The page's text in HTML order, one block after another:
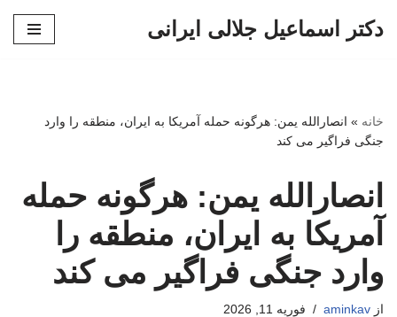
دکتر اسماعیل جلالی ایرانی
خانه » انصارالله یمن: هرگونه حمله آمریکا به ایران، منطقه را وارد
جنگی فراگیر می کند
انصارالله یمن: هرگونه حمله
آمریکا به ایران، منطقه را
وارد جنگی فراگیر می کند
از aminkav فوریه 11, 2026